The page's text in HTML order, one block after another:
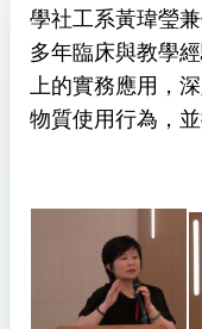
學社工系黃瑋瑩
多年臨床與教學
上的實務應用，
物質使用行為，